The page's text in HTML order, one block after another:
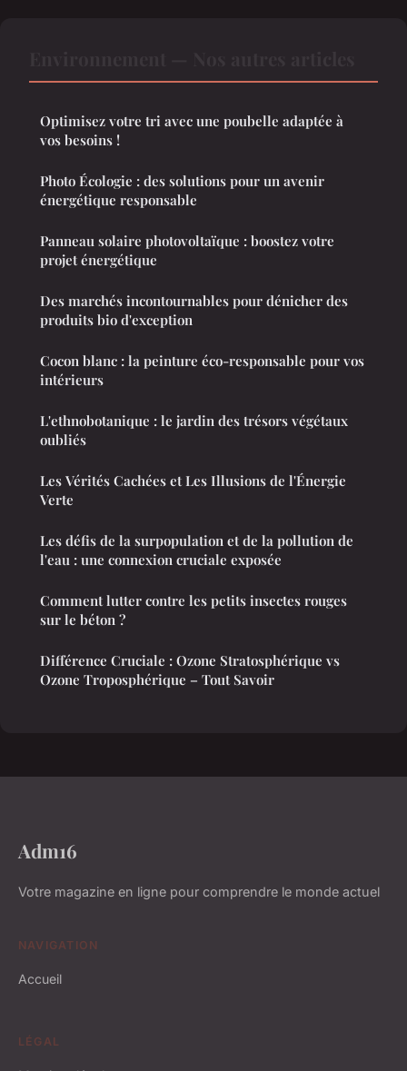
Optimisez votre tri avec une poubelle adaptée à
vos besoins !
Photo Écologie : des solutions pour un avenir
énergétique responsable
Panneau solaire photovoltaïque : boostez votre
projet énergétique
Des marchés incontournables pour dénicher des
produits bio d'exception
Cocon blanc : la peinture éco-responsable pour vos
intérieurs
L'ethnobotanique : le jardin des trésors végétaux
oubliés
Les Vérités Cachées et Les Illusions de l'Énergie
Verte
Les défis de la surpopulation et de la pollution de
l'eau : une connexion cruciale exposée
Comment lutter contre les petits insectes rouges
sur le béton ?
Différence Cruciale : Ozone Stratosphérique vs
Ozone Troposphérique – Tout Savoir
Adm16
Votre magazine en ligne pour comprendre le monde actuel
NAVIGATION
Accueil
LÉGAL